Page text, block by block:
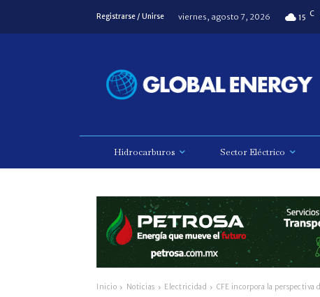
Registrarse / Unirse viernes, agosto 7, 2026 15 C
Hidrocarburos Sector Eléctrico
Inicio Noticias Electricidad CFE incorpora la perspectiva